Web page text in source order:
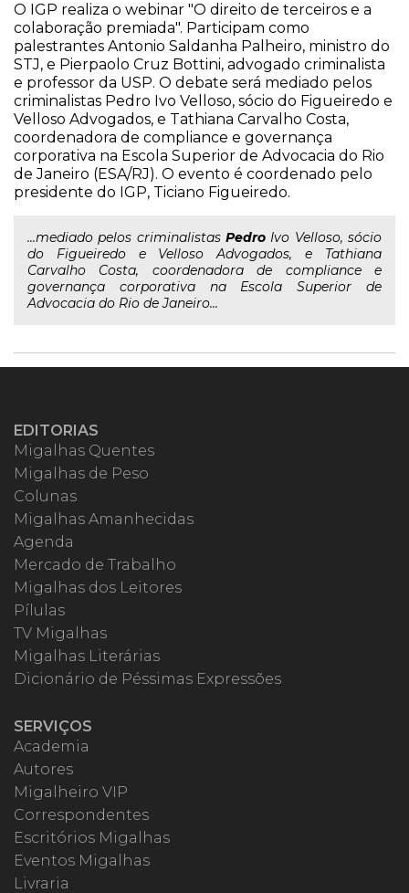
O IGP realiza o webinar "O direito de terceiros e a
colaboração premiada". Participam como
palestrantes Antonio Saldanha Palheiro, ministro do
STJ, e Pierpaolo Cruz Bottini, advogado criminalista
e professor da USP. O debate será mediado pelos
criminalistas Pedro Ivo Velloso, sócio do Figueiredo e
Velloso Advogados, e Tathiana Carvalho Costa,
coordenadora de compliance e governança
corporativa na Escola Superior de Advocacia do Rio
de Janeiro (ESA/RJ). O evento é coordenado pelo
presidente do IGP, Ticiano Figueiredo.
...mediado pelos criminalistas Pedro Ivo Velloso, sócio
do Figueiredo e Velloso Advogados, e Tathiana
Carvalho Costa, coordenadora de compliance e
governança corporativa na Escola Superior de
Advocacia do Rio de Janeiro...
EDITORIAS
Migalhas Quentes
Migalhas de Peso
Colunas
Migalhas Amanhecidas
Agenda
Mercado de Trabalho
Migalhas dos Leitores
Pílulas
TV Migalhas
Migalhas Literárias
Dicionário de Péssimas Expressões
SERVIÇOS
Academia
Autores
Migalheiro VIP
Correspondentes
Escritórios Migalhas
Eventos Migalhas
Livraria